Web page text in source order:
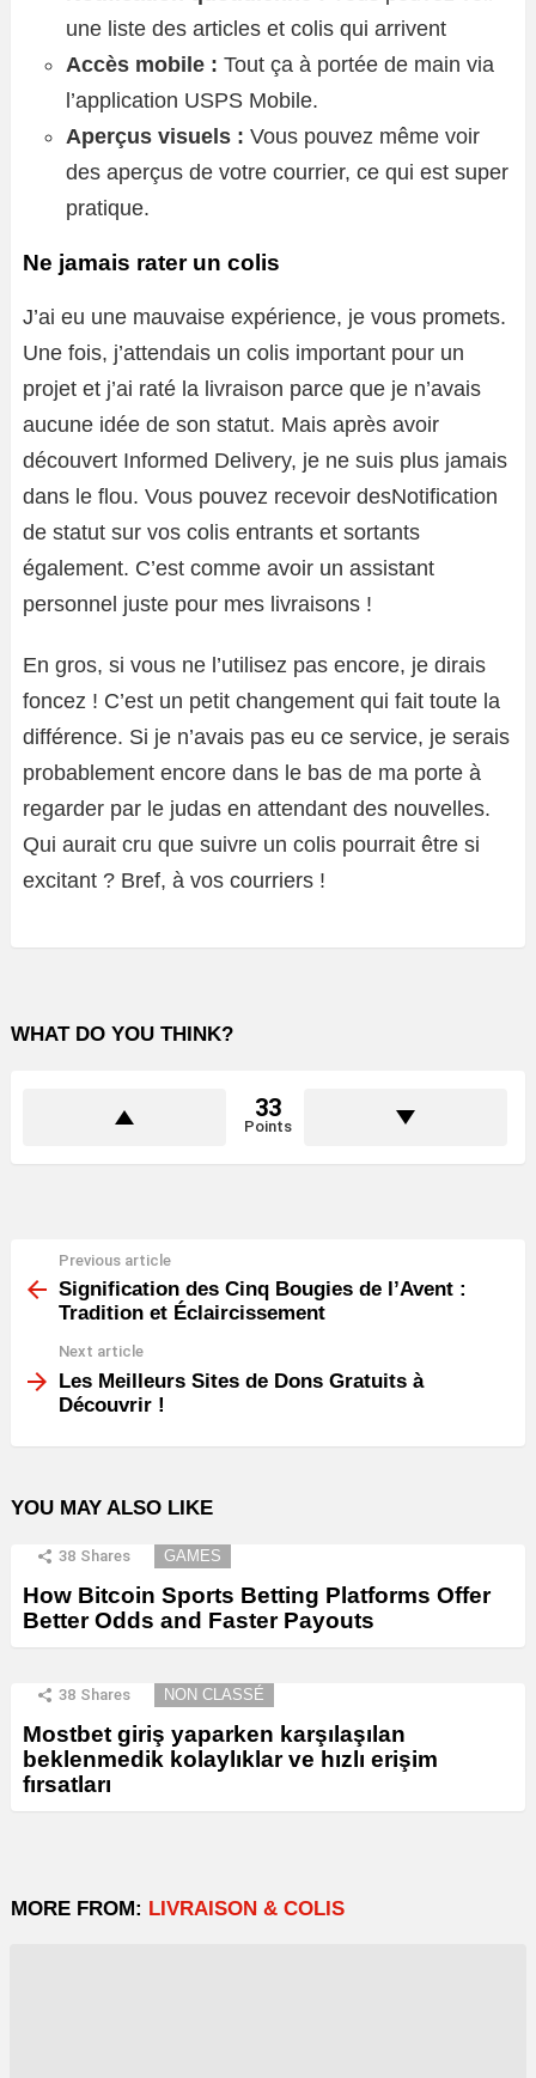
une liste des articles et colis qui arrivent
Accès mobile : Tout ça à portée de main via
l’application USPS Mobile.
Aperçus visuels : Vous pouvez même voir
des aperçus de votre courrier, ce qui est super
pratique.
Ne jamais rater un colis
J’ai eu une mauvaise expérience, je vous promets.
Une fois, j’attendais un colis important pour un
projet et j’ai raté la livraison parce que je n’avais
aucune idée de son statut. Mais après avoir
découvert Informed Delivery, je ne suis plus jamais
dans le flou. Vous pouvez recevoir desNotification
de statut sur vos colis entrants et sortants
également. C’est comme avoir un assistant
personnel juste pour mes livraisons !
En gros, si vous ne l’utilisez pas encore, je dirais
foncez ! C’est un petit changement qui fait toute la
différence. Si je n’avais pas eu ce service, je serais
probablement encore dans le bas de ma porte à
regarder par le judas en attendant des nouvelles.
Qui aurait cru que suivre un colis pourrait être si
excitant ? Bref, à vos courriers !
WHAT DO YOU THINK?
33
Points
more
Previous article
Signification des Cinq Bougies de l’Avent :
Tradition et Éclaircissement
Next article
Les Meilleurs Sites de Dons Gratuits à
Découvrir !
YOU MAY ALSO LIKE
38 Shares GAMES
How Bitcoin Sports Betting Platforms Offer
Better Odds and Faster Payouts
38 Shares NON CLASSÉ
Mostbet giriş yaparken karşılaşılan
beklenmedik kolaylıklar ve hızlı erişim
fırsatları
MORE FROM: LIVRAISON & COLIS